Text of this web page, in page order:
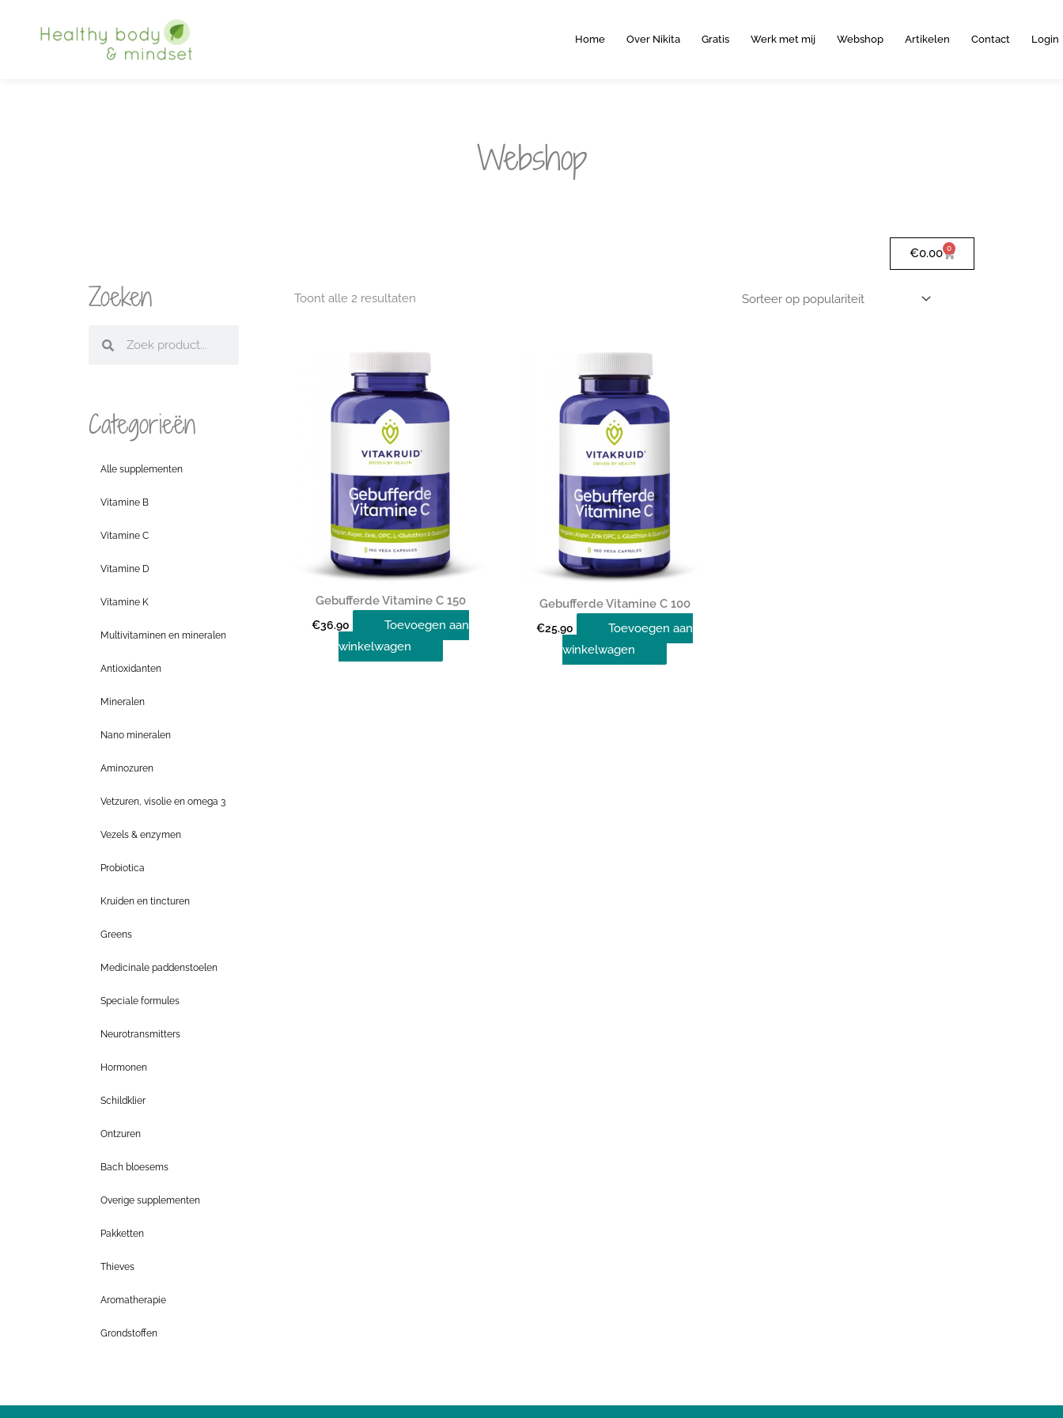
Home Over Nikita Gratis Werk met mij Webshop Artikelen Contact Login
Webshop
Zoeken
Categorieën
Alle supplementen
Vitamine B
Vitamine C
Vitamine D
Vitamine K
Multivitaminen en mineralen
Antioxidanten
Mineralen
Nano mineralen
Aminozuren
Vetzuren, visolie en omega 3
Vezels & enzymen
Probiotica
Kruiden en tincturen
Greens
Medicinale paddenstoelen
Speciale formules
Neurotransmitters
Hormonen
Schildklier
Ontzuren
Bach bloesems
Overige supplementen
Pakketten
Thieves
Aromatherapie
Grondstoffen
€0.00 0
Winkelwagen
Toont alle 2 resultaten
Gebufferde Vitamine C 150
€36.90
Toevoegen aan
winkelwagen
Gebufferde Vitamine C 100
€25.90
Toevoegen aan
winkelwagen